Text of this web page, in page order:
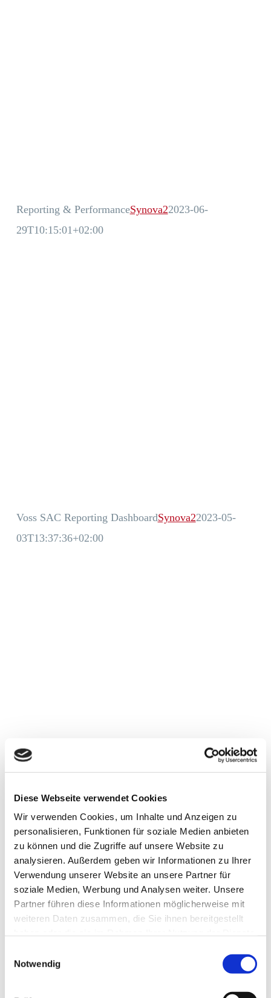
Diese Webseite verwendet Cookies
Wir verwenden Cookies, um Inhalte und Anzeigen zu
personalisieren, Funktionen für soziale Medien anbieten
zu können und die Zugriffe auf unsere Website zu
analysieren. Außerdem geben wir Informationen zu Ihrer
Verwendung unserer Website an unsere Partner für
soziale Medien, Werbung und Analysen weiter. Unsere
Partner führen diese Informationen möglicherweise mit
weiteren Daten zusammen, die Sie ihnen bereitgestellt
Notwendig
Reporting & PerformanceSynova22023-06-
29T10:15:01+02:00
Voss SAC Reporting DashboardSynova22023-05-
03T13:37:36+02:00
Konz./Impl. Stock Review Matrix Synova2
2023-05-
03T13:37:59+02:00